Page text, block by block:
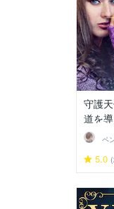
守護
道を
ペ
5.0